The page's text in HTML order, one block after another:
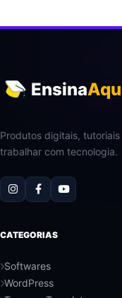
Ensina
Produtos digitais,
trabalhar com tecnologia.
CATEGORIAS
Softwares
WordPress